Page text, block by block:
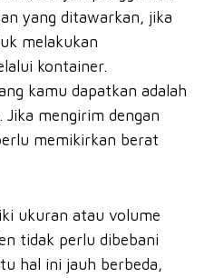
yang ditawarkan, jika
melakukan
kontainer.
kamu dapatkan adalah
mengirim dengan
memikirkan berat
ukuran atau volume
tidak perlu dibebani
hal ini jauh berbeda,